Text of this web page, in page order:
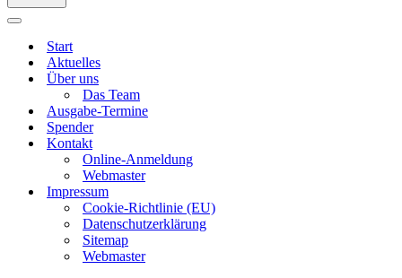
Navigationsmenü
Start
Aktuelles
Über uns
Das Team
Ausgabe-Termine
Spender
Kontakt
Online-Anmeldung
Webmaster
Impressum
Cookie-Richtlinie (EU)
Datenschutzerklärung
Sitemap
Webmaster